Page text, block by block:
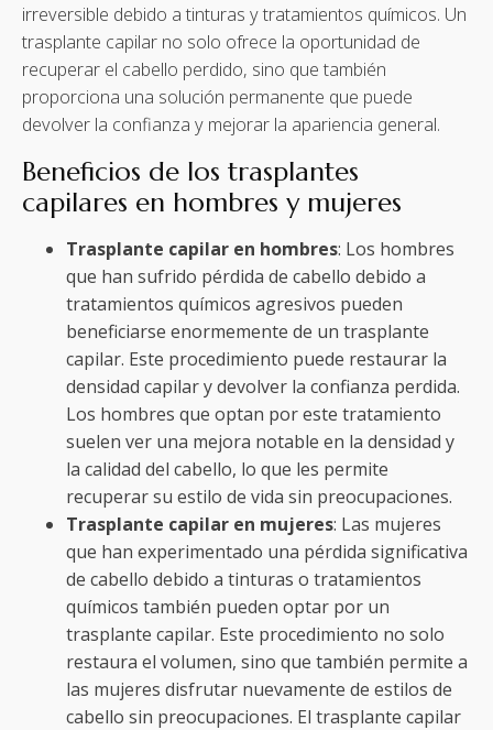
irreversible debido a tinturas y tratamientos químicos. Un
trasplante capilar no solo ofrece la oportunidad de
recuperar el cabello perdido, sino que también
proporciona una solución permanente que puede
devolver la confianza y mejorar la apariencia general.
Beneficios de los trasplantes
capilares en hombres y mujeres
Trasplante capilar en hombres: Los hombres
que han sufrido pérdida de cabello debido a
tratamientos químicos agresivos pueden
beneficiarse enormemente de un trasplante
capilar. Este procedimiento puede restaurar la
densidad capilar y devolver la confianza perdida.
Los hombres que optan por este tratamiento
suelen ver una mejora notable en la densidad y
la calidad del cabello, lo que les permite
recuperar su estilo de vida sin preocupaciones.
Trasplante capilar en mujeres: Las mujeres
que han experimentado una pérdida significativa
de cabello debido a tinturas o tratamientos
químicos también pueden optar por un
trasplante capilar. Este procedimiento no solo
restaura el volumen, sino que también permite a
las mujeres disfrutar nuevamente de estilos de
cabello sin preocupaciones. El trasplante capilar